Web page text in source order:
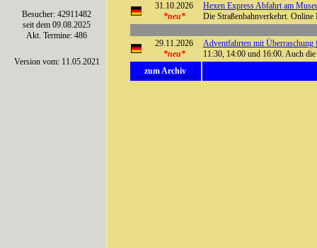
Besucher: 42911482
seit dem 09.08.2025
Akt. Termine: 486
Version vom: 11.05.2021
31.10.2026
*neu*
Hexen Express Abfahrt am
Die Straßenbahnverkehrt.
29.11.2026
*neu*
Adventfahrten mit
11:30, 14:00 und 16:00. Auch
zum Archiv